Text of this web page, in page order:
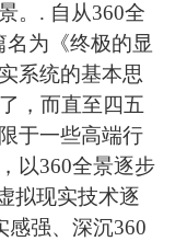
。. 自从360全
名为《终极的显
系统的基本思
，而直至四五
于一些高端行
以360全景逐步
拟现实技术逐
感强、深沉360